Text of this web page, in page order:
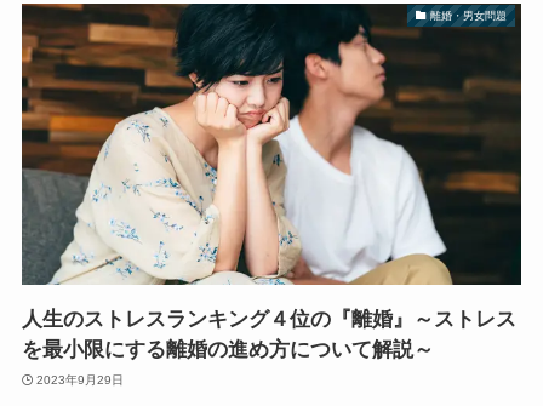
離婚・男女問題
人生のストレスランキング４位の『離婚』～ストレス
を最小限にする離婚の進め方について解説～
2023年9月29日